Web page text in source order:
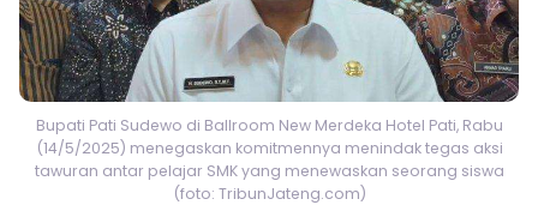
Bupati Pati Sudewo di Ballroom New Merdeka Hotel Pati, Rabu
(14/5/2025) menegaskan komitmennya menindak tegas aksi
tawuran antar pelajar SMK yang menewaskan seorang siswa
(foto: TribunJateng.com)